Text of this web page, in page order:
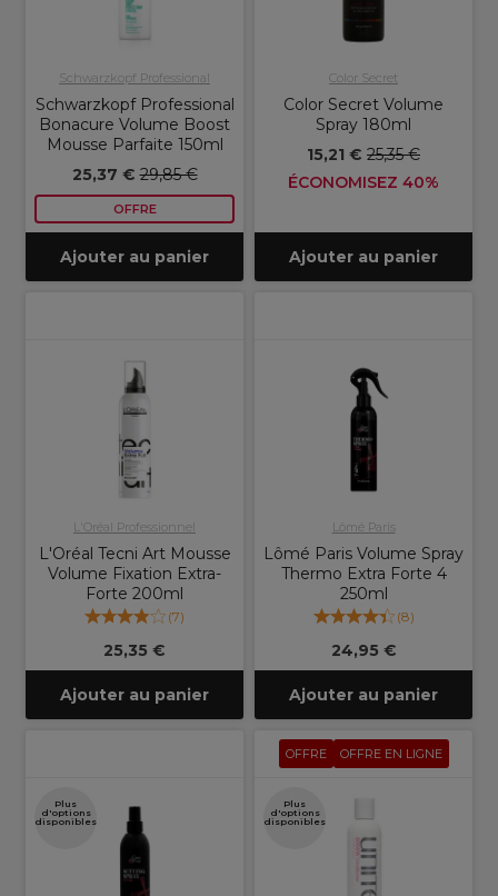
Schwarzkopf Professional
Schwarzkopf Professional
Bonacure Volume Boost
Mousse Parfaite 150ml
25,37 €29,85 €
OFFRE
Ajouter au panier
Color Secret
Color Secret Volume
Spray 180ml
15,21 € 25,35 €
ÉCONOMISEZ 40%
Ajouter au panier
L'Oréal Professionnel
L'Oréal Tecni Art Mousse
Volume Fixation Extra-
Forte 200ml
(7)
25,35 €
Ajouter au panier
Lômé Paris
Lômé Paris Volume Spray
Thermo Extra Forte 4
250ml
(8)
24,95 €
Ajouter au panier
Plus
d'options
disponibles
OFFRE OFFRE EN LIGNE
Plus
d'options
disponibles